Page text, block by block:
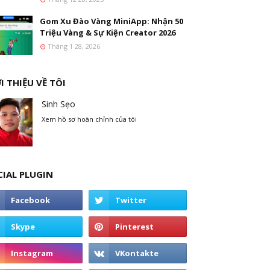
Gom Xu Đào Vàng MiniApp: Nhận 50
Triệu Vàng & Sự Kiện Creator 2026
Tháng 1 28, 2026
THIỆU VỀ TÔI
Sinh Sẹo
Xem hồ sơ hoàn chỉnh của tôi
PLUGIN